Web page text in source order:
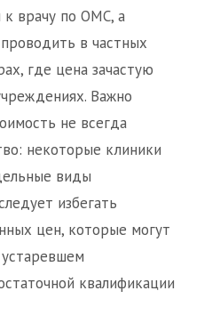
к врачу по ОМС, а
в частных
где цена зачастую
Важно
не всегда
некоторые клиники
виды
избегать
цен, которые могут
квалификации